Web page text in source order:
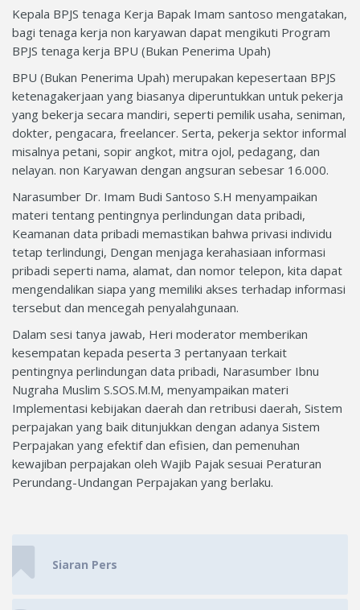
Kepala BPJS tenaga Kerja Bapak Imam santoso mengatakan,
bagi tenaga kerja non karyawan dapat mengikuti Program
BPJS tenaga kerja BPU (Bukan Penerima Upah)
BPU (Bukan Penerima Upah) merupakan kepesertaan BPJS
ketenagakerjaan yang biasanya diperuntukkan untuk pekerja
yang bekerja secara mandiri, seperti pemilik usaha, seniman,
dokter, pengacara, freelancer. Serta, pekerja sektor informal
misalnya petani, sopir angkot, mitra ojol, pedagang, dan
nelayan. non Karyawan dengan angsuran sebesar 16.000.
Narasumber Dr. Imam Budi Santoso S.H menyampaikan
materi tentang pentingnya perlindungan data pribadi,
Keamanan data pribadi memastikan bahwa privasi individu
tetap terlindungi, Dengan menjaga kerahasiaan informasi
pribadi seperti nama, alamat, dan nomor telepon, kita dapat
mengendalikan siapa yang memiliki akses terhadap informasi
tersebut dan mencegah penyalahgunaan.
Dalam sesi tanya jawab, Heri moderator memberikan
kesempatan kepada peserta 3 pertanyaan terkait
pentingnya perlindungan data pribadi, Narasumber Ibnu
Nugraha Muslim S.SOS.M.M, menyampaikan materi
Implementasi kebijakan daerah dan retribusi daerah, Sistem
perpajakan yang baik ditunjukkan dengan adanya Sistem
Perpajakan yang efektif dan efisien, dan pemenuhan
kewajiban perpajakan oleh Wajib Pajak sesuai Peraturan
Perundang-Undangan Perpajakan yang berlaku.
Siaran Pers